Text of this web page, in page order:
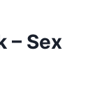
– Sex